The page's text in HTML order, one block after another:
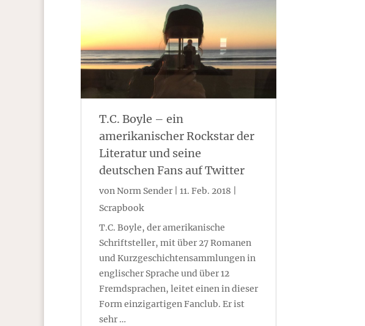
T.C. Boyle – ein
amerikanischer Rockstar der
Literatur und seine
deutschen Fans auf Twitter
vonNorm Sender 11. Feb. 2018
Scrapbook
T.C. Boyle, der amerikanische
Schriftsteller, mit über 27 Romanen
und Kurzgeschichtensammlungen in
englischer Sprache und über 12
Fremdsprachen, leitet einen in dieser
Form einzigartigen Fanclub. Er ist
sehr …